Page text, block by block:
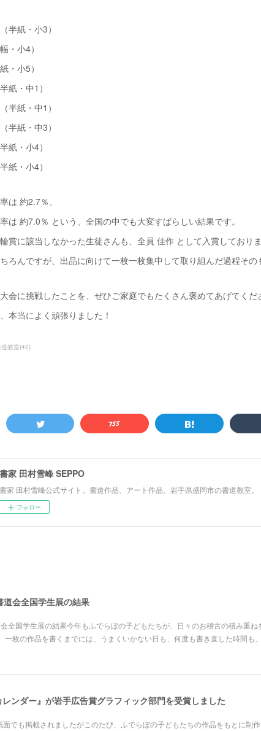
半紙・小3）
・小4）
・小5）
紙・中1）
紙・中1）
紙・中3）
紙・小4）
紙・小4）
は 約2.7％、
は 約7.0％ という、全国の中でも大変すばらしい結果です。
賞に該当しなかった生徒さんも、全員 佳作 として入賞しておりま
ろんですが、出品に向けて一枚一枚集中して取り組んだ過程そ
会に挑戦したことを、ぜひご家庭でもたくさん褒めてあげてくだ
本当によく頑張りました！
教室(42)
書家 田村雪峰 SEPPO
書家 田村雪峰公式サイト。書道作品、アート作品、岩手県盛岡市の書道教室。
フォロー
会全国学生展の結果
全国学生展の結果今年もふでらぼの子どもたちが、日々のお稽古の積み重
一枚の作品を書くまでには、うまくいかない日も、何度も書き直した時間も
レンダー』が岩手広告賞グラフィック部門を受賞しました
でも掲載されましたがこのたび、ふでらぼの子どもたちの作品をもとに制